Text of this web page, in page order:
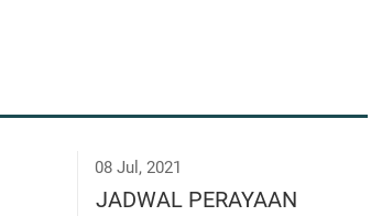
08 Jul, 2021
JADWAL PERAYAAN